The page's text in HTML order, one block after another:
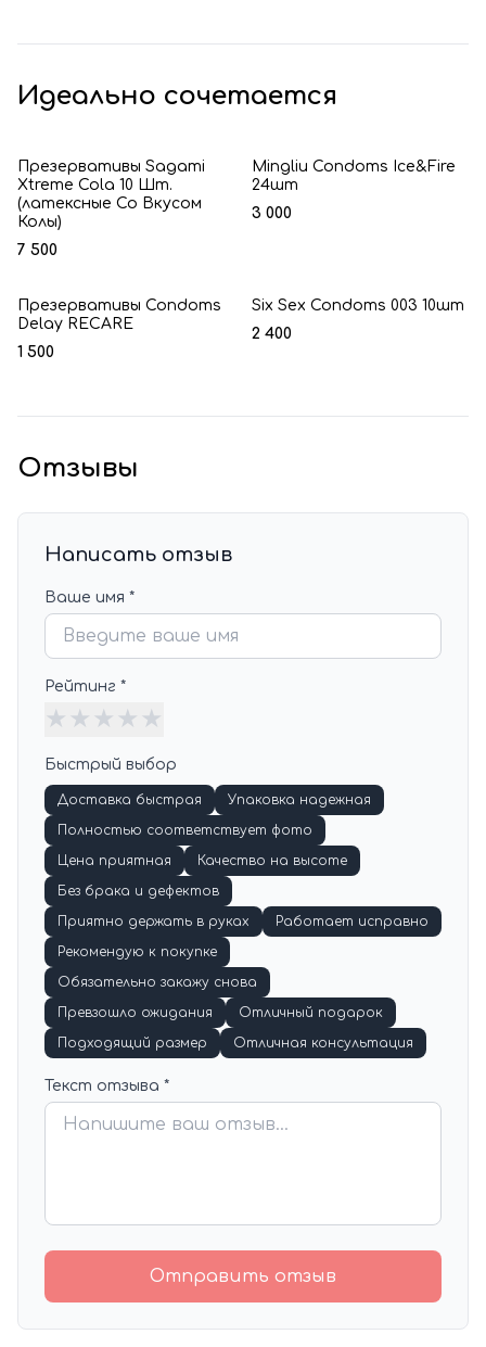
Идеально сочетается
Презервативы Sagami
Xtreme Cola 10 Шт.
(латексные Со Вкусом
Колы)
7 500
Mingliu Condoms Ice&Fire
24шт
3 000
Презервативы Condoms
Delay RECARE
1 500
Six Sex Condoms 003 10шт
2 400
Отзывы
Написать отзыв
Ваше имя *
Рейтинг *
★ ★ ★ ★ ★
Быстрый выбор
Доставка быстрая
Упаковка надежная
Полностью соответствует фото
Цена приятная
Качество на высоте
Без брака и дефектов
Приятно держать в руках
Работает исправно
Рекомендую к покупке
Обязательно закажу снова
Превзошло ожидания
Отличный подарок
Подходящий размер
Отличная консультация
Текст отзыва *
Отправить отзыв